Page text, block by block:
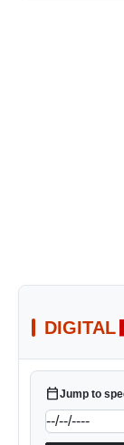
DIGITAL
calendar_todayJump to